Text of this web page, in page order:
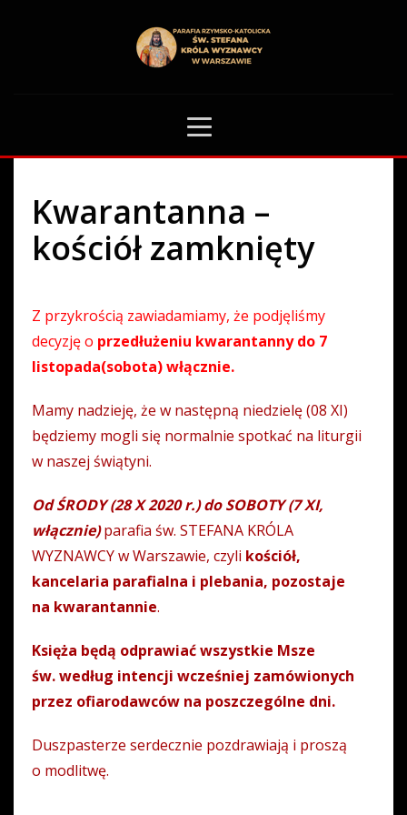
KWARANTANNA – KOŚCIÓŁ ZAMKNIĘTY
Kwarantanna –
kościół zamknięty
Z przykrością zawiadamiamy, że podjęliśmy
decyzję o przedłużeniu kwarantanny do 7
listopada(sobota) włącznie.
Mamy nadzieję, że w następną niedzielę (08 XI)
będziemy mogli się normalnie spotkać na liturgii
w naszej świątyni.
Od ŚRODY (28 X 2020 r.) do SOBOTY (7 XI,
włącznie)parafia św. STEFANA KRÓLA
WYZNAWCY w Warszawie, czyli kościół,
kancelaria parafialna i plebania, pozostaje
na kwarantannie.
Księża będą odprawiać wszystkie Msze
św. według intencji wcześniej zamówionych
przez ofiarodawców na poszczególne dni.
Duszpasterze serdecznie pozdrawiają i proszą
o modlitwę.